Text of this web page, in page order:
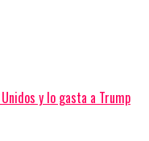
y lo gasta a Trump